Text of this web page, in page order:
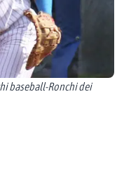
baseball-Ronchi dei